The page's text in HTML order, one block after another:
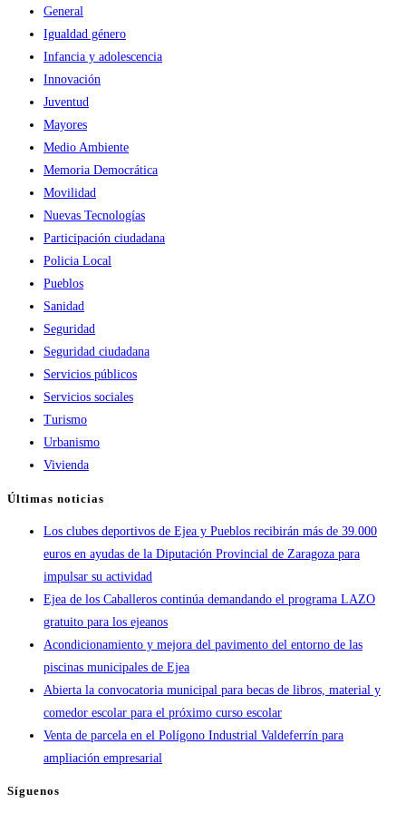
General
Igualdad género
Infancia y adolescencia
Innovación
Juventud
Mayores
Medio Ambiente
Memoria Democrática
Movilidad
Nuevas Tecnologías
Participación ciudadana
Policia Local
Pueblos
Sanidad
Seguridad
Seguridad ciudadana
Servicios públicos
Servicios sociales
Turismo
Urbanismo
Vivienda
Últimas noticias
Los clubes deportivos de Ejea y Pueblos recibirán más de 39.000
euros en ayudas de la Diputación Provincial de Zaragoza para
impulsar su actividad
Ejea de los Caballeros continúa demandando el programa LAZO
gratuito para los ejeanos
Acondicionamiento y mejora del pavimento del entorno de las
piscinas municipales de Ejea
Abierta la convocatoria municipal para becas de libros, material y
comedor escolar para el próximo curso escolar
Venta de parcela en el Polígono Industrial Valdeferrín para
ampliación empresarial
Síguenos